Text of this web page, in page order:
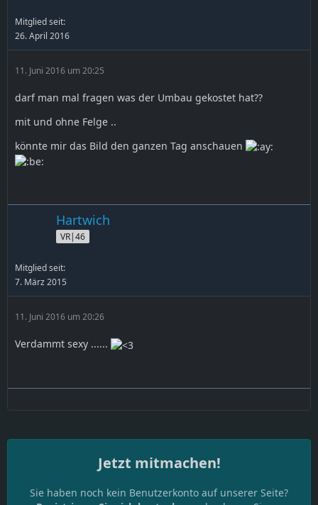
Mitglied seit:
26. April 2016
11. Juni 2016 um 20:25
darf man mal fragen was der Umbau gekostet hat??
mit und ohne Felge ..
könnte mir das Bild den ganzen Tag anschauen
Hartwich
VR|46
Mitglied seit:
7. März 2015
11. Juni 2016 um 20:26
Verdammt sexy ......
Jetzt mitmachen!
Sie haben noch kein Benutzerkonto auf unserer Seite?